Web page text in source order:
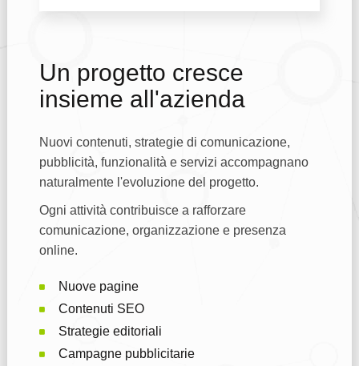
Un progetto cresce
insieme all'azienda
Nuovi contenuti, strategie di comunicazione,
pubblicità, funzionalità e servizi accompagnano
naturalmente l'evoluzione del progetto.
Ogni attività contribuisce a rafforzare
comunicazione, organizzazione e presenza
online.
Nuove pagine
Contenuti SEO
Strategie editoriali
Campagne pubblicitarie